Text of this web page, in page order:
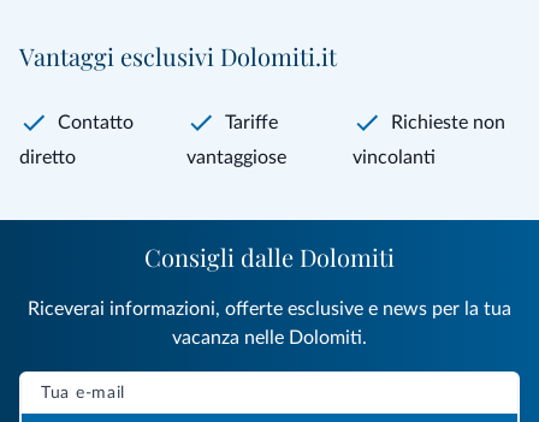
Vantaggi esclusivi Dolomiti.it
Contatto
diretto
Tariffe
vantaggiose
Richieste non
vincolanti
Consigli dalle Dolomiti
Riceverai informazioni, offerte esclusive e news per la tua
vacanza nelle Dolomiti.